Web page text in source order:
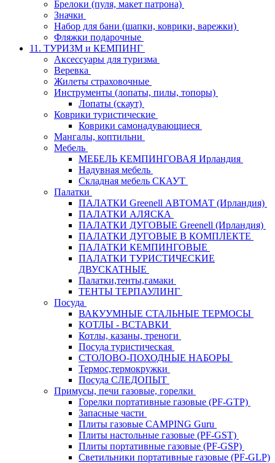
Брелоки (пуля, макет патрона)
Значки
Набор для бани (шапки, коврики, варежки)
Фляжки подарочные
11. ТУРИЗМ и КЕМПИНГ
Аксессуары для туризма
Веревка
Жилеты страховочные
Инструменты (лопаты, пилы, топоры)
Лопаты (скаут)
Коврики туристические
Коврики самонадувающиеся
Мангалы, коптильни
Мебель
МЕБЕЛЬ КЕМПИНГОВАЯ Ирландия
Надувная мебель
Складная мебель СКАУТ
Палатки
ПАЛАТКИ Greenell АВТОМАТ (Ирландия)
ПАЛАТКИ АЛЯСКА
ПАЛАТКИ ДУГОВЫЕ Greenell (Ирландия)
ПАЛАТКИ ДУГОВЫЕ В КОМПЛЕКТЕ
ПАЛАТКИ КЕМПИНГОВЫЕ
ПАЛАТКИ ТУРИСТИЧЕСКИЕ
ДВУСКАТНЫЕ
Палатки,тенты,гамаки
ТЕНТЫ ТЕРПАУЛИНГ
Посуда
ВАКУУМНЫЕ СТАЛЬНЫЕ ТЕРМОСЫ
КОТЛЫ - ВСТАВКИ
Котлы, казаны, треноги
Посуда туристическая
СТОЛОВО-ПОХОДНЫЕ НАБОРЫ
Термос,термокружки
Посуда СЛЕДОПЫТ
Примусы, печи газовые, горелки
Горелки портативные газовые (PF-GTP)
Запасные части
Плиты газовые CAMPING Guru
Плиты настольные газовые (PF-GST)
Плиты портативные газовые (PF-GSP)
Светильники портативные газовые (PF-GLP)